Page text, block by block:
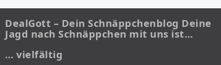
DealGott – Dein Schnäppchenblog Deine
Jagd nach Schnäppchen mit uns ist…
… vielfältig